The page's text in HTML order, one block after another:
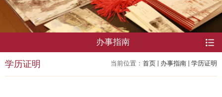
办事指南
当前位置： 首页 办事指南 学历证明
学历证明